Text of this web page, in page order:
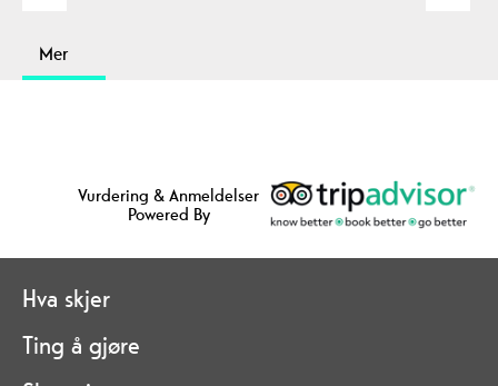
Mer
Vurdering & Anmeldelser
Powered By
Hva skjer
Ting å gjøre